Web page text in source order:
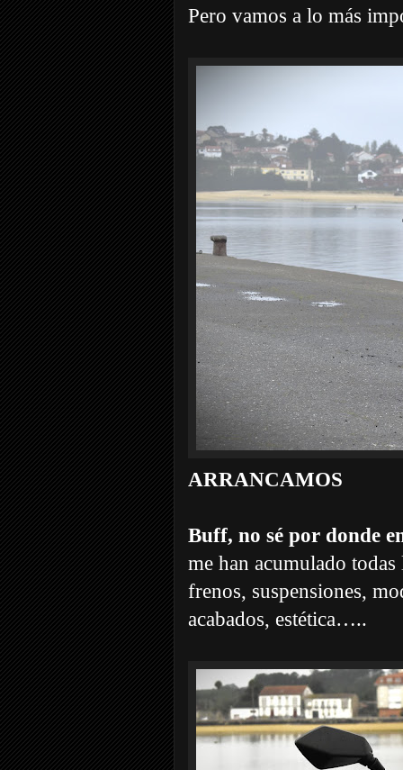
Pero vamos a lo más
ARRANCAMOS
Buff, no sé por donde
me han acumulado
frenos, suspensiones,
acabados, estética…..